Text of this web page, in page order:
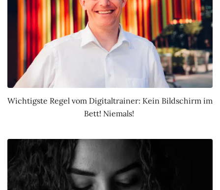
Wichtigste Regel vom Digitaltrainer: Kein Bildschirm im
Bett! Niemals!